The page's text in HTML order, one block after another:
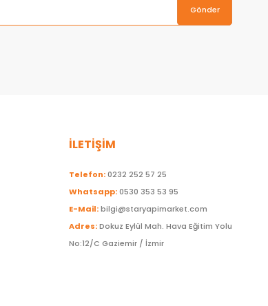
Gönder
İLETİŞİM
Telefon:0232 252 57 25
Whatsapp:0530 353 53 95
E-Mail:bilgi@staryapimarket.com
Adres:Dokuz Eylül Mah. Hava Eğitim Yolu
No:12/C Gaziemir / İzmir